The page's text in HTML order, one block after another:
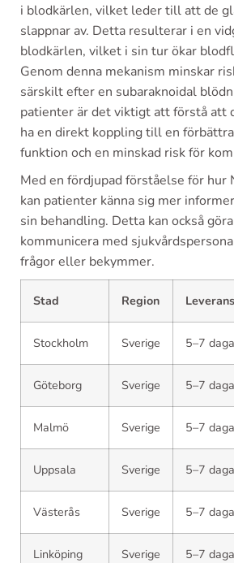
i blodkärlen, vilket leder till att de
slappnar av. Detta resulterar i en
blodkärlen, vilket i sin tur ökar
Genom denna mekanism minskar
särskilt efter en subaraknoidal
patienter är det viktigt att förstå att
ha en direkt koppling till en
funktion och en minskad risk för
Med en fördjupad förståelse för hur
kan patienter känna sig mer
sin behandling. Detta kan också
kommunicera med
frågor eller bekymmer.
Stad Region
Stockholm Sverige 5–7
Göteborg Sverige 5–7
Malmö Sverige 5–7
Uppsala Sverige 5–7
Västerås Sverige 5–7
Linköping Sverige 5–7